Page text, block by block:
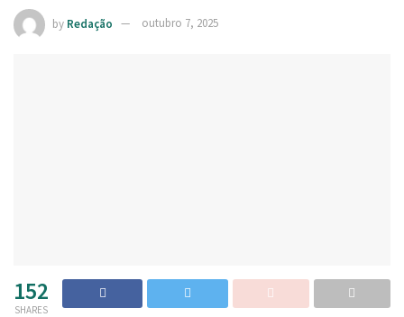
by Redação outubro 7, 2025
152
SHARES